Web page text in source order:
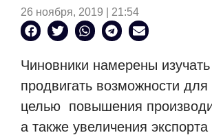
26 ноября, 2019 | 21:54
Чиновники намерены
продвигать возможности для
целью повышения
а также увеличения